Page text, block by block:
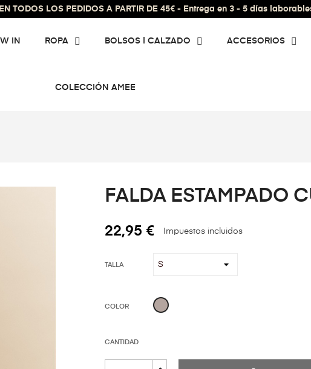
TODOS LOS PEDIDOS A PARTIR DE 45€ - Entrega en 3 - 5 días
IN ROPA BOLSOS | CALZADO ACCESORIOS
COLECCIÓN AMEE
FALDA ESTAMPADO
22,95 € Impuestos incluidos
TALLA
COLOR Taupe
CANTIDAD